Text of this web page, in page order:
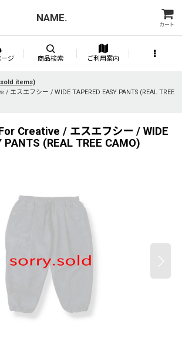
NAME.
カート
ージ 商品検索 ご利用案内
sold items)
/ エスエフシー / WIDE TAPERED EASY PANTS (REAL TREE
Creative / エスエフシー / WIDE
PANTS (REAL TREE CAMO)